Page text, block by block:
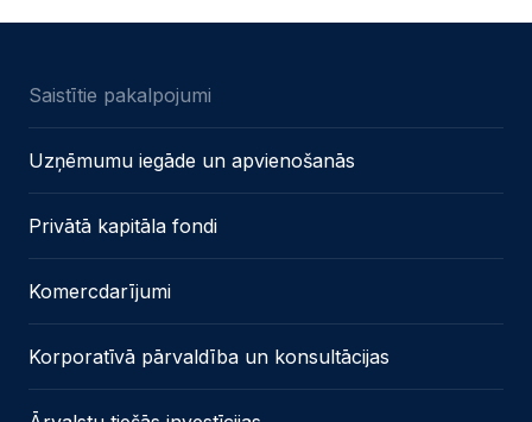
Saistītie pakalpojumi
Uzņēmumu iegāde un apvienošanās
Privātā kapitāla fondi
Komercdarījumi
Korporatīvā pārvaldība un konsultācijas